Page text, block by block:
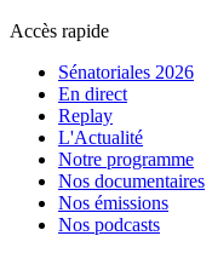
Accès rapide
Sénatoriales 2026
En direct
Replay
L'Actualité
Notre programme
Nos documentaires
Nos émissions
Nos podcasts